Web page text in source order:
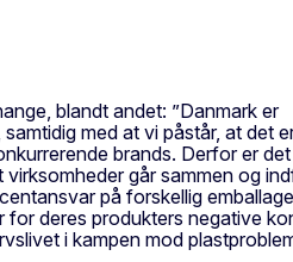
blandt andet: ”Danmark er
med at vi påstår, at det
brands. Derfor er
går sammen og
på forskellig
deres produkters negative
i kampen mod